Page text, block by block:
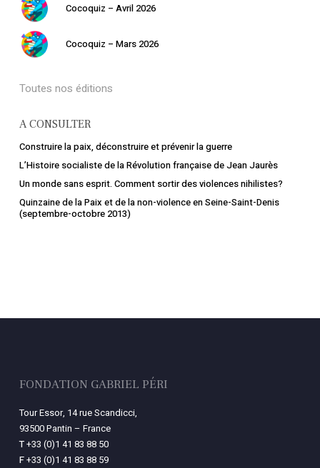
Cocoquiz – Avril 2026
Cocoquiz – Mars 2026
Toutes nos éditions
A CONSULTER
Construire la paix, déconstruire et prévenir la guerre
L’Histoire socialiste de la Révolution française de Jean Jaurès
Un monde sans esprit. Comment sortir des violences nihilistes?
Quinzaine de la Paix et de la non-violence en Seine-Saint-Denis
(septembre-octobre 2013)
FONDATION GABRIEL PÉRI
Tour Essor, 14 rue Scandicci,
93500 Pantin – France
T+33 (0)1 41 83 88 50
F+33 (0)1 41 83 88 59